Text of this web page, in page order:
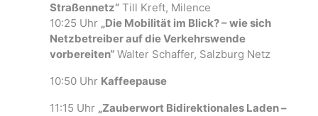
Straßennetz“ Till Kreft, Milence
10:25 Uhr „Die Mobilität im Blick? – wie sich
Netzbetreiber auf die Verkehrswende
vorbereiten“ Walter Schaffer, Salzburg Netz
10:50 Uhr Kaffeepause
11:15 Uhr „Zauberwort Bidirektionales Laden –